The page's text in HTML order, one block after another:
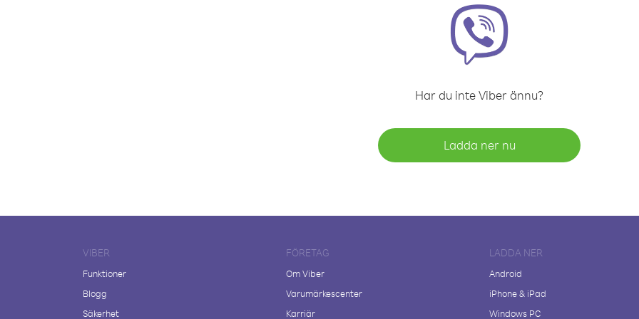
Har du inte Viber ännu?
Ladda ner nu
VIBER
Funktioner
Blogg
Säkerhet
FÖRETAG
Om Viber
Varumärkescenter
Karriär
LADDA NER
Android
iPhone & iPad
Windows PC